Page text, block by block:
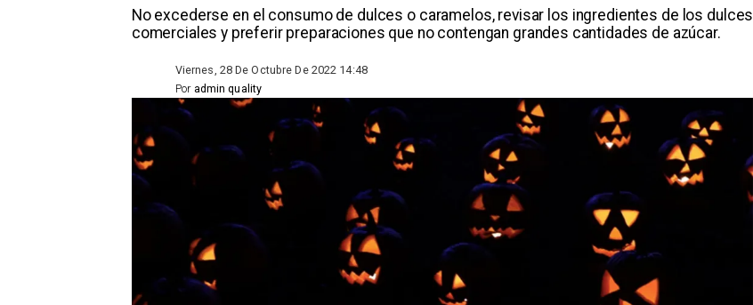
No excederse en el consumo de dulces o caramelos, revisar los ingredientes de los dulces
comerciales y preferir preparaciones que no contengan grandes cantidades de azúcar.
Viernes, 28 De Octubre De 2022 14:48
admin quality
Por